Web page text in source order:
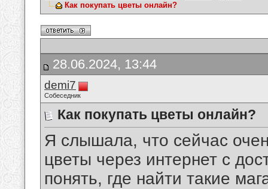
Как покупать цветы онлайн?
28.06.2024, 13:44
demi7
Собеседник
Как покупать цветы онлайн?
Я слышала, что сейчас
цветы через интернет с
понять, где найти такие